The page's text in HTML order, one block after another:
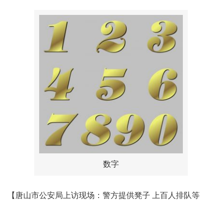
数字
【唐山市公安局上访现场：警方提供凳子 上百人排队等